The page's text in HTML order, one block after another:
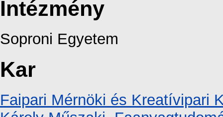
Intézmény
Soproni Egyetem
Kar
Faipari Mérnöki és Kreatívipari